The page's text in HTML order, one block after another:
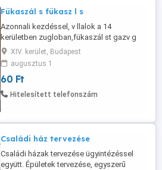
Fükaszál s fükasz l s
Azonnali kezdéssel, v llalok a 14
kerületben zugloban,fükaszál st gazv g
st!!! A kaszás:06702207679
XIV. kerület, Budapest
augusztus 1
60 Ft
Hitelesített telefonszám
Családi ház tervezése
Családi házak tervezése ügyintézéssel
együtt. Épületek tervezése, egyszerű